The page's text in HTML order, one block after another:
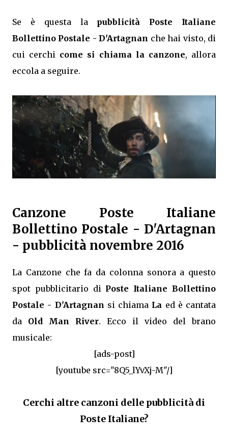
Se è questa la pubblicità Poste Italiane
Bollettino Postale - D'Artagnan che hai visto, di
cui cerchi come si chiama la canzone, allora
eccola a seguire.
Canzone Poste Italiane
Bollettino Postale - D'Artagnan
- pubblicità novembre 2016
La Canzone che fa da colonna sonora a questo
spot pubblicitario di Poste Italiane Bollettino
Postale - D'Artagnan si chiama La ed è cantata
da Old Man River. Ecco il video del brano
musicale:
[ads-post]
[youtube src="8Q5_lYvXj-M"/]
Cerchi altre canzoni delle pubblicità di
Poste Italiane?